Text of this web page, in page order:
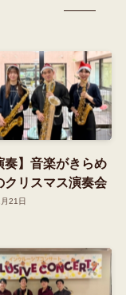
奏】音楽がきらめ
クリスマス演奏会
21日